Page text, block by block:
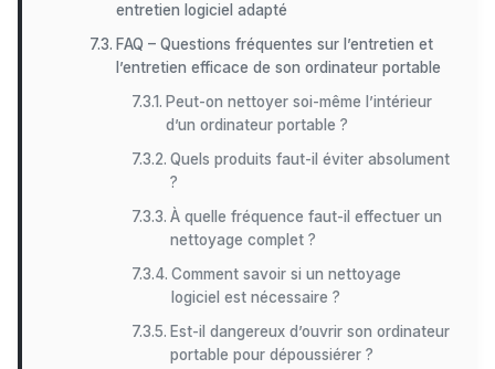
entretien logiciel adapté
FAQ – Questions fréquentes sur l’entretien et
l’entretien efficace de son ordinateur portable
Peut-on nettoyer soi-même l’intérieur
d’un ordinateur portable ?
Quels produits faut-il éviter absolument
?
À quelle fréquence faut-il effectuer un
nettoyage complet ?
Comment savoir si un nettoyage
logiciel est nécessaire ?
Est-il dangereux d’ouvrir son ordinateur
portable pour dépoussiérer ?